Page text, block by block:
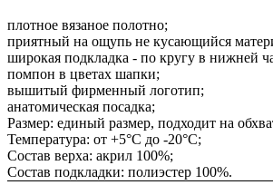
плотное вязаное полотно;
приятный на ощупь не кусающийся
широкая подкладка - по кругу в нижней
помпон в цветах шапки;
вышитый фирменный логотип;
анатомическая посадка;
Размер: единый размер, подходит на
Температура: от +5°С до -20°С;
Состав верха: акрил 100%;
Состав подкладки: полиэстер 100%.